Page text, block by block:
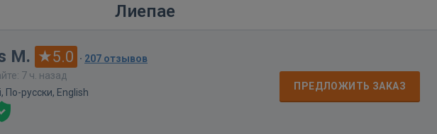
Лиепае
M. 5.0 · 207 отзывов
7 ч. назад
По-русски, English
ПРЕДЛОЖИТЬ ЗАКАЗ